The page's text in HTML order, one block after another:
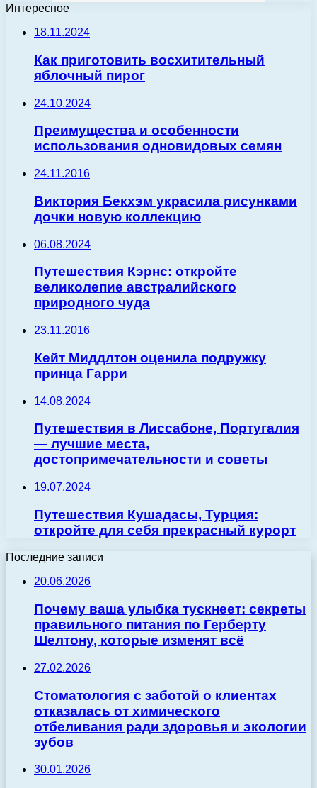
Интересное
18.11.2024
Как приготовить восхитительный
яблочный пирог
24.10.2024
Преимущества и особенности
использования одновидовых семян
24.11.2016
Виктория Бекхэм украсила рисунками
дочки новую коллекцию
06.08.2024
Путешествия Кэрнс: откройте
великолепие австралийского
природного чуда
23.11.2016
Кейт Миддлтон оценила подружку
принца Гарри
14.08.2024
Путешествия в Лиссабоне, Португалия
— лучшие места,
достопримечательности и советы
19.07.2024
Путешествия Кушадасы, Турция:
откройте для себя прекрасный курорт
Последние записи
20.06.2026
Почему ваша улыбка тускнеет: секреты
правильного питания по Герберту
Шелтону, которые изменят всё
27.02.2026
Стоматология с заботой о клиентах
отказалась от химического
отбеливания ради здоровья и экологии
зубов
30.01.2026